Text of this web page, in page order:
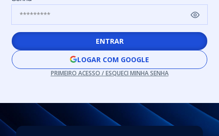
ENTRAR
LOGAR COM GOOGLE
PRIMEIRO ACESSO / ESQUECI MINHA SENHA